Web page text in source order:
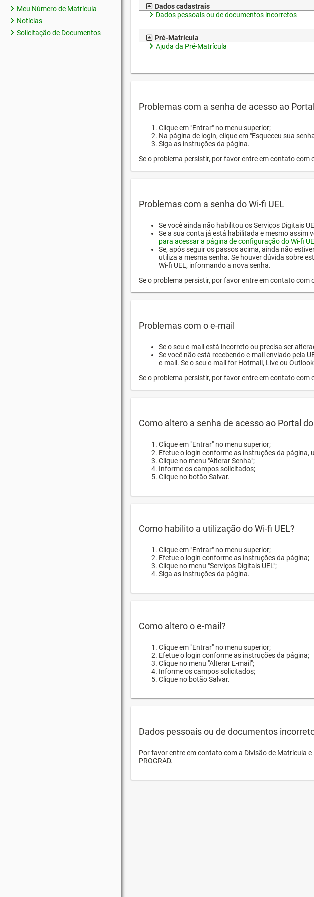
Meu Número de Matrícula
Notícias
Solicitação de Documentos
Dados cadastrais
Dados pessoais ou de documentos incorretos
Pré-Matrícula
Ajuda da Pré-Matrícula
Problemas com a senha de acesso ao
Clique em "Entrar" no menu superior;
Na página de login, clique em "Esqueceu sua
Siga as instruções da página.
Se o problema persistir, por favor entre em contato com
Problemas com a senha do Wi-fi UEL
Se você ainda não habilitou os Serviços Digitais
Se a sua conta já está habilitada e mesmo assim
para acessar a página de configuração do Wi-fi
Se, após seguir os passos acima, ainda não
utiliza a mesma senha. Se houver dúvida sobre
Wi-fi UEL, informando a nova senha.
Se o problema persistir, por favor entre em contato com
Problemas com o e-mail
Se o seu e-mail está incorreto ou precisa ser
Se você não está recebendo e-mail enviado pela
e-mail. Se o seu e-mail for Hotmail, Live ou
Se o problema persistir, por favor entre em contato com
Como altero a senha de acesso ao Portal
Clique em "Entrar" no menu superior;
Efetue o login conforme as instruções da página,
Clique no menu "Alterar Senha";
Informe os campos solicitados;
Clique no botão Salvar.
Como habilito a utilização do Wi-fi UEL?
Clique em "Entrar" no menu superior;
Efetue o login conforme as instruções da página;
Clique no menu "Serviços Digitais UEL";
Siga as instruções da página.
Como altero o e-mail?
Clique em "Entrar" no menu superior;
Efetue o login conforme as instruções da página;
Clique no menu "Alterar E-mail";
Informe os campos solicitados;
Clique no botão Salvar.
Dados pessoais ou de documentos
Por favor entre em contato com a Divisão de Matrícula
PROGRAD.